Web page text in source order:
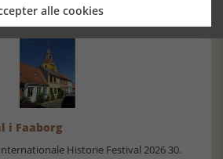
i Faaborg
Historie Festival 2026 30.
alle cookies